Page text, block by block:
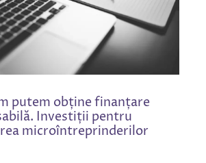
putem obține finanțare
Investiții pentru
microîntreprinderilor